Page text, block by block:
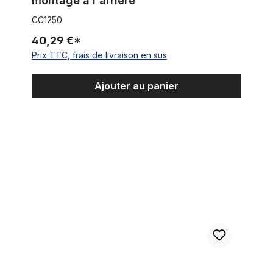
CC1250
40,29 €*
Prix TTC, frais de livraison en sus
Ajouter au panier